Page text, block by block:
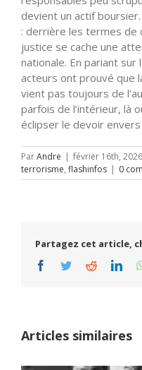
devient un actif boursier.
: derrière les termes de
justice se cache une
nationale. En pariant sur
acteurs ont prouvé que
vient pas toujours de
parfois de l’intérieur, là
éclipser le devoir envers
ParAndre | février 16th, 2026
terrorisme, flashinfos | 0
Partagez cet article,
Facebook
TwitterReddit
Articles similaires